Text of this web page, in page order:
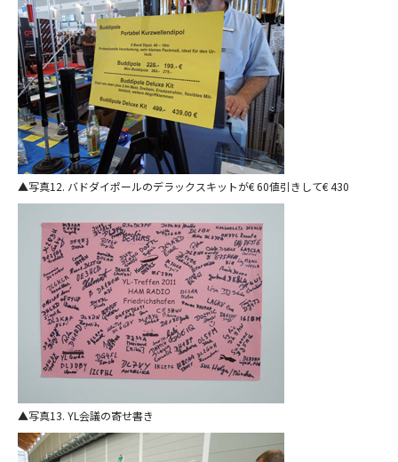
写真12. バドダイポールのデラックスキットが€ 60値引きして€ 430
写真13. YL会議の寄せ書き